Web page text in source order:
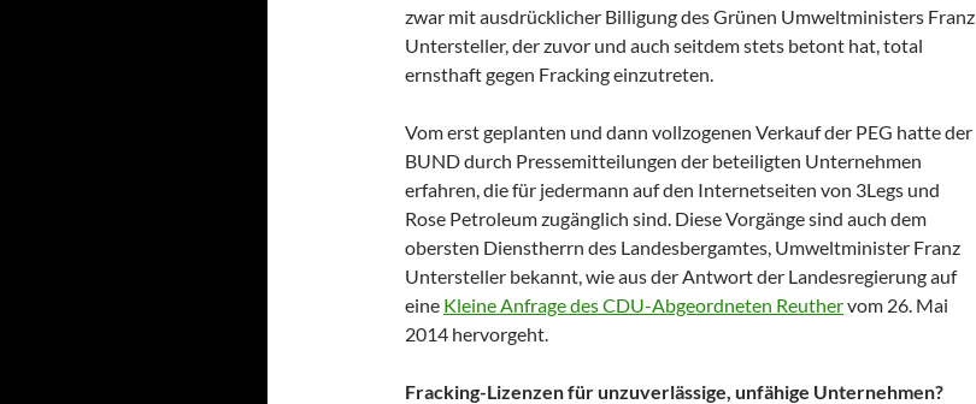
zwar mit ausdrücklicher Billigung des Grünen Umweltministers Franz
Untersteller, der zuvor und auch seitdem stets betont hat, total
ernsthaft gegen Fracking einzutreten.
Vom erst geplanten und dann vollzogenen Verkauf der PEG hatte der
BUND durch Pressemitteilungen der beteiligten Unternehmen
erfahren, die für jedermann auf den Internetseiten von 3Legs und
Rose Petroleum zugänglich sind. Diese Vorgänge sind auch dem
obersten Dienstherrn des Landesbergamtes, Umweltminister Franz
Untersteller bekannt, wie aus der Antwort der Landesregierung auf
eine Kleine Anfrage des CDU-Abgeordneten Reuthervom 26. Mai
2014 hervorgeht.
Fracking-Lizenzen für unzuverlässige, unfähige Unternehmen?